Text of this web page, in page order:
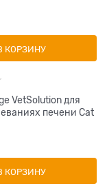
КОРЗИНУ
VetSolution для
печени Cat
КОРЗИНУ